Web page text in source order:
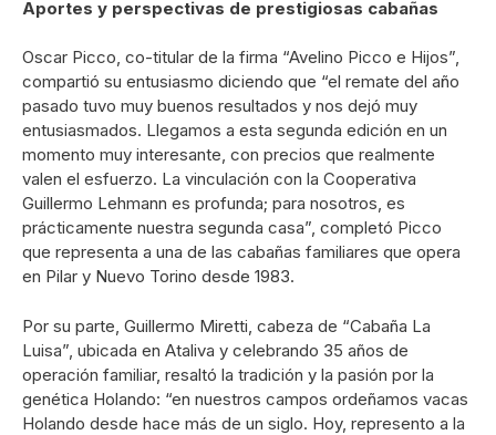
Aportes y perspectivas de prestigiosas cabañas
Oscar Picco, co-titular de la firma “Avelino Picco e Hijos”,
compartió su entusiasmo diciendo que “el remate del año
pasado tuvo muy buenos resultados y nos dejó muy
entusiasmados. Llegamos a esta segunda edición en un
momento muy interesante, con precios que realmente
valen el esfuerzo. La vinculación con la Cooperativa
Guillermo Lehmann es profunda; para nosotros, es
prácticamente nuestra segunda casa”, completó Picco
que representa a una de las cabañas familiares que opera
en Pilar y Nuevo Torino desde 1983.
Por su parte, Guillermo Miretti, cabeza de “Cabaña La
Luisa”, ubicada en Ataliva y celebrando 35 años de
operación familiar, resaltó la tradición y la pasión por la
genética Holando: “en nuestros campos ordeñamos vacas
Holando desde hace más de un siglo. Hoy, represento a la